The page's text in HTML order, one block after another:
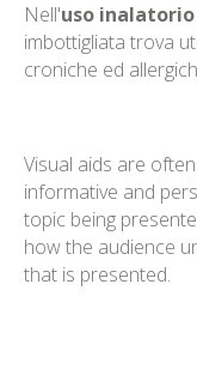
Nell'uso
imbottigliata trova
croniche ed
Visual aids are
informative and
topic being
how the audience
that is presented.